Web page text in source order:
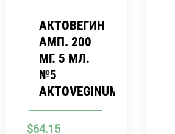
АКТОВЕГИН
АМП. 200
МГ. 5 МЛ.
№5
AKTOVEGINUM
$64.15